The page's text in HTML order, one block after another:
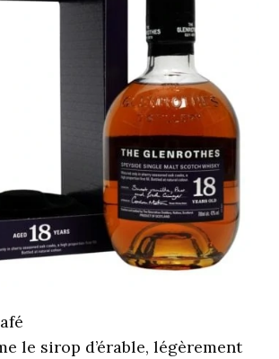
le sirop d’érable, légèrement